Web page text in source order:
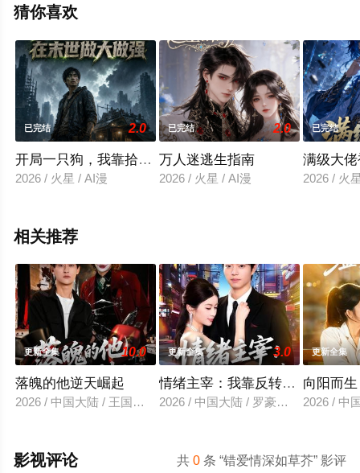
信息可移步至豆瓣电视剧、电视猫或剧情网等平台了解。
猜你喜欢
已完结 2.0
开局一只狗，我靠拾荒在末世做大做强
2026 / 火星 / AI漫
已完结 2.0
万人迷逃生指南
2026 / 火星 / AI漫
已完结
满级大
2026 / 火
相关推荐
更新全集 10.0
落魄的他逆天崛起
2026 / 中国大陆 / 王国豪杰＆诗语＆梁辰羽
更新全集 3.0
情绪主宰：我靠反转人生封神
2026 / 中国大陆 / 罗豪宇＆陈昕乔
更新全集
向阳而
2026 / 中
共0 条 “错爱情深如草芥” 影评
影视评论